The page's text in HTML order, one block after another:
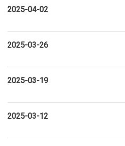
2025-04-02
2025-03-26
2025-03-19
2025-03-12